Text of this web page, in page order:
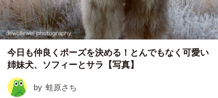
今日も仲良くポーズを決める！とんでもなく可愛い
姉妹犬、ソフィーとサラ【写真】
by 蛙原さち